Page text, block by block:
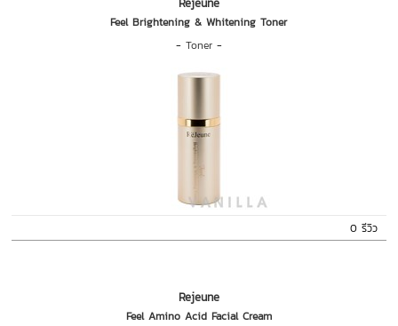
Feel Brightening & Whitening Toner
- Toner-
0 รีวิว
Rejeune
Feel Amino Acid Facial Cream